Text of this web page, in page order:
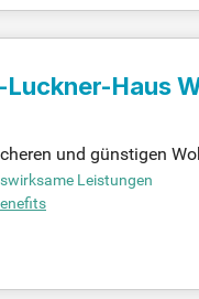
Haus
und günstigen
650 engagierten
Dienste und
Leistungen